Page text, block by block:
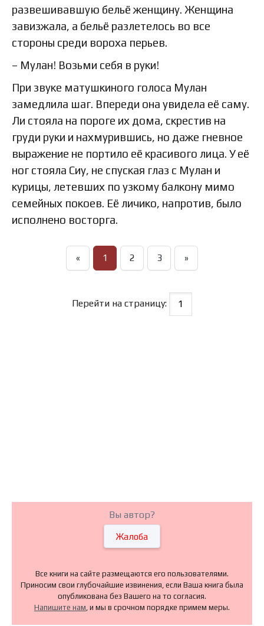
развешивавшую бельё женщину. Женщина
завизжала, а бельё разлетелось во все
стороны среди вороха перьев.
– Мулан! Возьми себя в руки!
При звуке матушкиного голоса Мулан
замедлила шаг. Впереди она увидела её саму.
Ли стояла на пороге их дома, скрестив на
груди руки и нахмурившись, но даже гневное
выражение не портило её красивого лица. У её
ног стояла Сиу, не спуская глаз с Мулан и
курицы, летевших по узкому балкону мимо
семейных покоев. Её личико, напротив, было
исполнено восторга.
« 1 2 3 »
Перейти на страницу:
Вы автор?
Жалоба
Все книги на сайте размещаются его пользователями.
Приносим свои глубочайшие извинения, если Ваша книга была
опубликована без Вашего на то согласия.
Напишите нам , и мы в срочном порядке примем меры.